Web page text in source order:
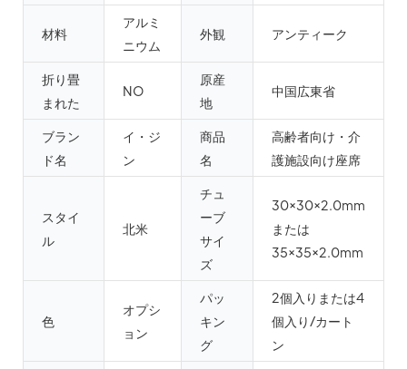
材料
アルミ
ニウム
外観 アンティーク
折り畳
まれた
NO
原産
地
中国広東省
ブラン
ド名
イ・ジ
ン
商品
名
高齢者向け・介
護施設向け座席
スタイ
ル
北米
チュ
ーブ
サイ
ズ
30×30×2.0mm
または
35×35×2.0mm
色
オプシ
ョン
パッ
キン
グ
2個入りまたは4
個入り/カート
ン